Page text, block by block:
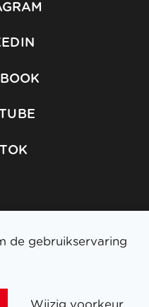
de gebruikservaring
Wijzig voorkeur